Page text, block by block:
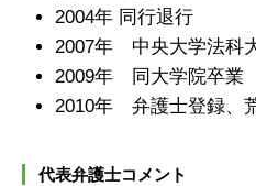
2004年 同行退行
2007年 中央大学法科
2009年 同大学院卒業
2010年 弁護士登録、
代表弁護士コメント